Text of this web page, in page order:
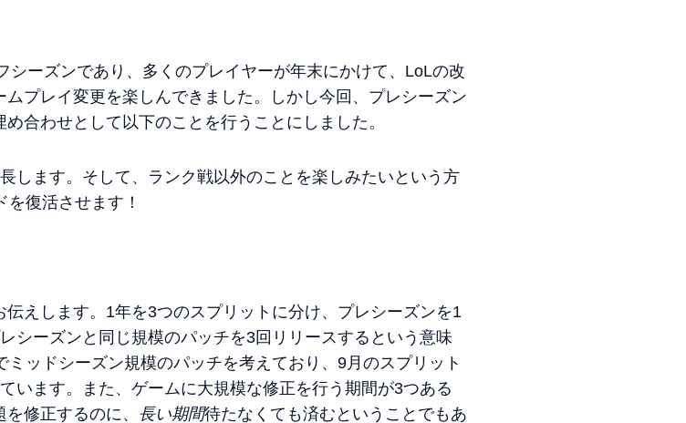
シーズンであり、多くのプレイヤーが年末にかけて、LoLの改
プレイ変更を楽しんできました。しかし今回、プレシーズン
合わせとして以下のことを行うことにしました。
します。そして、ランク戦以外のことを楽しみたいという方
復活させます！
えします。1年を3つのスプリットに分け、プレシーズンを1
シーズンと同じ規模のパッチを3回リリースするという意味
ッドシーズン規模のパッチを考えており、9月のスプリット
います。また、ゲームに大規模な修正を行う期間が3つある
修正するのに、 長い期間待たなくても済むということでもあ